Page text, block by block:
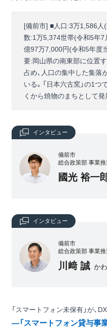
[備前市] ■人口:3万1,586
数:1万5,374世帯(令和5年
億97万7,000円(令和5年度
要:岡山県の南東部に位置
占め、人口の集中した集落
いる。「日本六古窯」の1つ
くから焼物のまちとして発
インタビュー
備前市
総合政策部 事業
國光 裕一
インタビュー
備前市
総合政策部 事業
川﨑 誠 か
「スマートフォン未保有」が、
―「スマートフォン貸与事